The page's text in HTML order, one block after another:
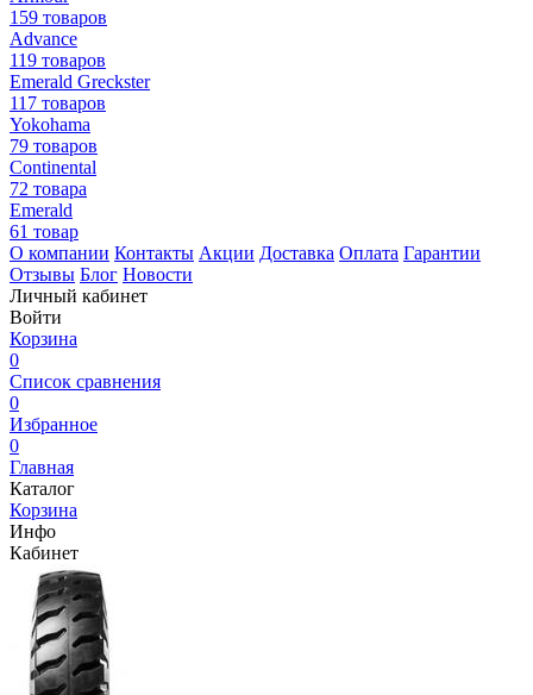
159 товаров
Advance
119 товаров
Emerald Greckster
117 товаров
Yokohama
79 товаров
Continental
72 товара
Emerald
61 товар
О компании Контакты Акции Доставка Оплата Гарантии
Отзывы Блог Новости
Личный кабинет
Войти
Корзина
0
Список сравнения
0
Избранное
0
Главная
Каталог
Корзина
Инфо
Кабинет